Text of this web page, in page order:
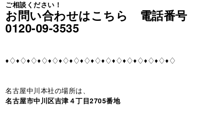
ご相談ください！
お問い合わせはこちら 電話番号
0120-09-3535
♦♢♦♢♦♢♦♢♦♢♦♢♦♢♦♢♦♢♦♢♦♢♦♢♦♢♦♢♦♢♦♢
名古屋中川本社の場所は、
名古屋市中川区吉津４丁目2705番地